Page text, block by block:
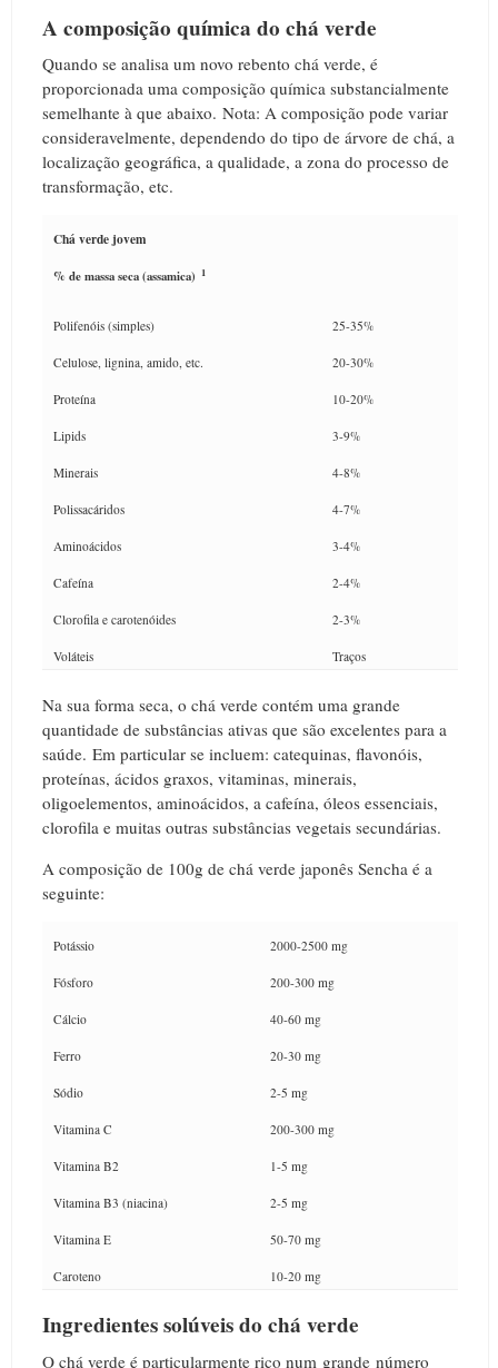
A composição química do chá verde
Quando se analisa um novo rebento chá verde, é
proporcionada uma composição química substancialmente
semelhante à que abaixo. Nota: A composição pode variar
consideravelmente, dependendo do tipo de árvore de chá, a
localização geográfica, a qualidade, a zona do processo de
transformação, etc.
Chá verde jovem
% de massa seca (assamica) 1
Polifenóis (simples) 25-35%
Celulose, lignina, amido, etc. 20-30%
Proteína 10-20%
Lipids 3-9%
Minerais 4-8%
Polissacáridos 4-7%
Aminoácidos 3-4%
Cafeína 2-4%
Clorofila e carotenóides 2-3%
Voláteis Traços
Na sua forma seca, o chá verde contém uma grande
quantidade de substâncias ativas que são excelentes para a
saúde. Em particular se incluem: catequinas, flavonóis,
proteínas, ácidos graxos, vitaminas, minerais,
oligoelementos, aminoácidos, a cafeína, óleos essenciais,
clorofila e muitas outras substâncias vegetais secundárias.
A composição de 100g de chá verde japonês Sencha é a
seguinte:
Potássio 2000-2500 mg
Fósforo 200-300 mg
Cálcio 40-60 mg
Ferro 20-30 mg
Sódio 2-5 mg
Vitamina C 200-300 mg
Vitamina B2 1-5 mg
Vitamina B3 (niacina) 2-5 mg
Vitamina E 50-70 mg
Caroteno 10-20 mg
Ingredientes solúveis do chá verde
O chá verde é particularmente rico num grande número